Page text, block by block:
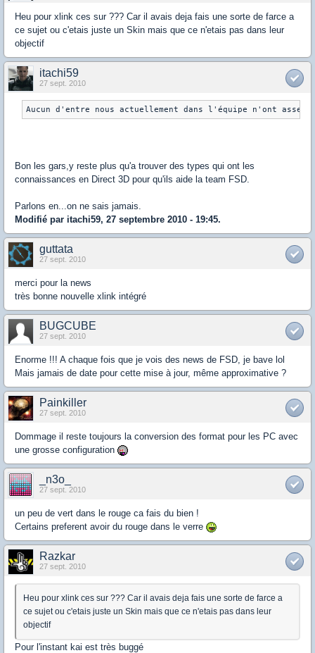
Heu pour xlink ces sur ??? Car il avais deja fais une sorte de farce a
ce sujet ou c'etais juste un Skin mais que ce n'etais pas dans leur
objectif
itachi59
27 sept. 2010
Aucun d'entre nous actuellement dans l'équipe n'ont assez
Bon les gars,y reste plus qu'a trouver des types qui ont les
connaissances en Direct 3D pour qu'ils aide la team FSD.
Parlons en...on ne sais jamais.
Modifié par itachi59, 27 septembre 2010 - 19:45.
guttata
27 sept. 2010
merci pour la news
très bonne nouvelle xlink intégré
BUGCUBE
27 sept. 2010
Enorme !!! A chaque fois que je vois des news de FSD, je bave lol
Mais jamais de date pour cette mise à jour, même approximative ?
Painkiller
27 sept. 2010
Dommage il reste toujours la conversion des format pour les PC avec
une grosse configuration
_n3o_
27 sept. 2010
un peu de vert dans le rouge ca fais du bien !
Certains preferent avoir du rouge dans le verre
Razkar
27 sept. 2010
Heu pour xlink ces sur ??? Car il avais deja fais une sorte de farce a
ce sujet ou c'etais juste un Skin mais que ce n'etais pas dans leur
objectif
Pour l'instant kai est très buggé